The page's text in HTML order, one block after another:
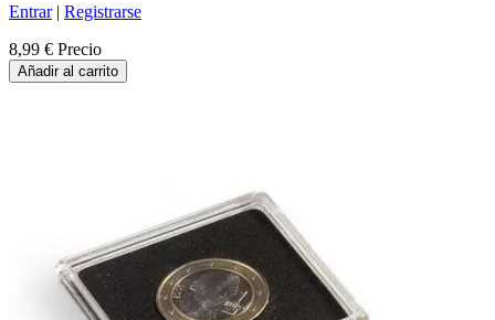
Entrar| Registrarse
8,99 € Precio
Añadir al carrito